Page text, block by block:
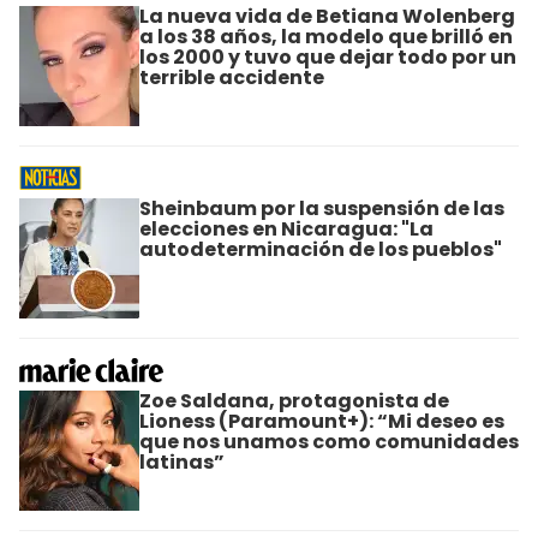
La nueva vida de Betiana Wolenberg
a los 38 años, la modelo que brilló en
los 2000 y tuvo que dejar todo por un
terrible accidente
Sheinbaum por la suspensión de las
elecciones en Nicaragua: "La
autodeterminación de los pueblos"
Zoe Saldana, protagonista de
Lioness (Paramount+): “Mi deseo es
que nos unamos como comunidades
latinas”